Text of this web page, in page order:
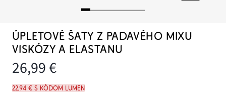
ÚPLETOVÉ ŠATY Z PADAVÉHO MIXU
VISKÓZY A ELASTANU
26,99 €
22,94 € s kódom LUMEN